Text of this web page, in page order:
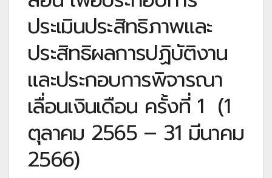
ประเมินประสิทธิภาพและ
ประสิทธิผลการปฏิบัติงาน
และประกอบการพิจารณา
เลื่อนเงินเดือน ครั้งที่ 1 (1
ตุลาคม 2565 – 31 มีนาคม
2566)